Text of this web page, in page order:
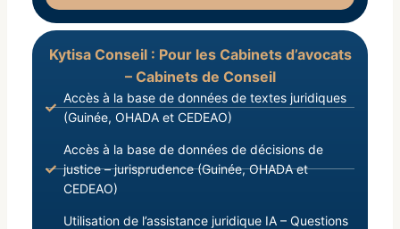
Kytisa Conseil : Pour les Cabinets d’avocats
– Cabinets de Conseil
Accès à la base de données de textes juridiques
(Guinée, OHADA et CEDEAO)
Accès à la base de données de décisions de
justice – jurisprudence (Guinée, OHADA et
CEDEAO)
Utilisation de l’assistance juridique IA – Questions